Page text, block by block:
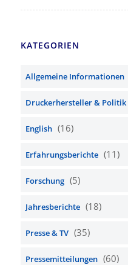
KATEGORIEN
Allgemeine Informationen
Druckerhersteller & Politik
English (16)
Erfahrungsberichte (11)
Forschung (5)
Jahresberichte (18)
Presse & TV (35)
Pressemitteilungen (60)